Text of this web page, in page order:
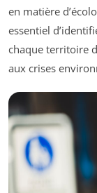
en matière
essentiel
chaque territoire
aux crises